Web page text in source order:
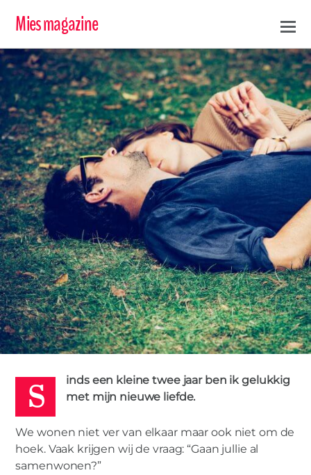
Mies magazine
ALEXA
10 OKTOBER
2017
S
inds een kleine twee jaar ben ik gelukkig
met mijn nieuwe liefde.
We wonen niet ver van elkaar maar ook niet om de
hoek. Vaak krijgen wij de vraag: “Gaan jullie al
samenwonen?”